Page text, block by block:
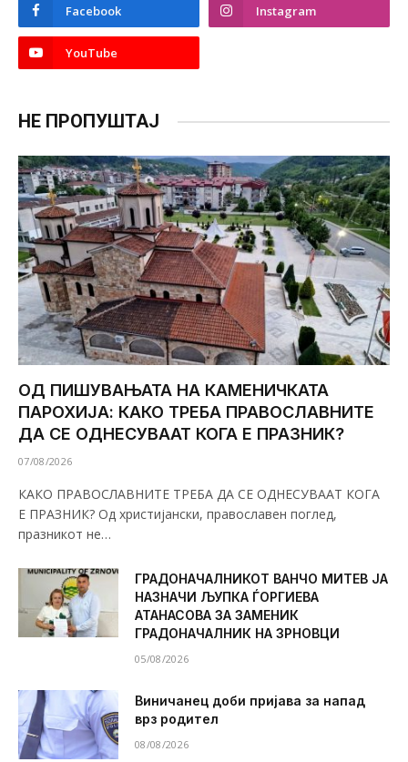
Facebook Instagram
YouTube
НЕ ПРОПУШТАЈ
ОД ПИШУВАЊАТА НА КАМЕНИЧКАТА
ПАРОХИЈА: КАКО ТРЕБА ПРАВОСЛАВНИТЕ
ДА СЕ ОДНЕСУВААТ КОГА Е ПРАЗНИК?
07/08/2026
КАКО ПРАВОСЛАВНИТЕ ТРЕБА ДА СЕ ОДНЕСУВААТ КОГА
Е ПРАЗНИК? Од христијански, православен поглед,
празникот не…
ГРАДОНАЧАЛНИКОТ ВАНЧО МИТЕВ ЈА
НАЗНАЧИ ЉУПКА ЃОРГИЕВА
АТАНАСОВА ЗА ЗАМЕНИК
ГРАДОНАЧАЛНИК НА ЗРНОВЦИ
05/08/2026
Виничанец доби пријава за напад
врз родител
08/08/2026